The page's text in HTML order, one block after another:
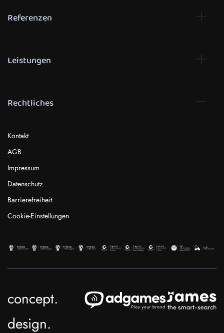
Referenzen
Leistungen
Rechtliches
Kontakt
AGB
Impressum
Datenschutz
Barrierefreiheit
Cookie-Einstellungen
concept.
design.